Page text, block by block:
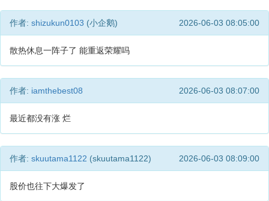
作者: shizukun0103 (小企鹅) 2026-06-03 08:05:00
散热休息一阵子了 能重返荣耀吗
作者: iamthebest08 2026-06-03 08:07:00
最近都没有涨 烂
作者: skuutama1122 (skuutama1122) 2026-06-03 08:09:00
股价也往下大爆发了